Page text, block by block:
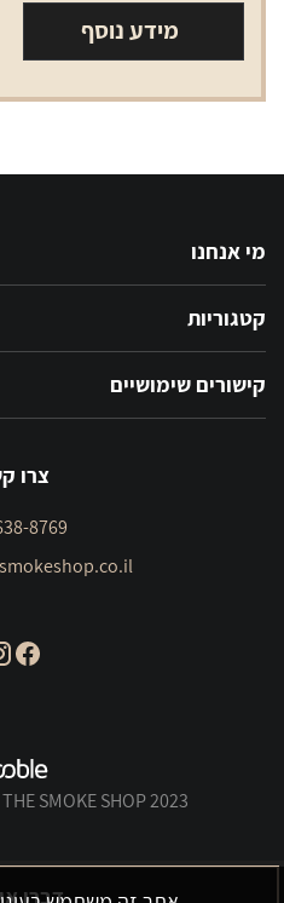
דברו
מידע נוסף
מי אנחנו
קטגוריות
קישורים שימושיים
צרו
8769
THE SMOKE SHOP 2023 © כל הזכויות שמורות.